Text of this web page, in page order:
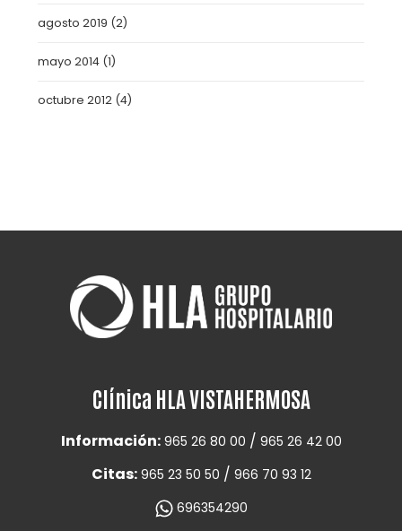
agosto 2019 (2)
mayo 2014 (1)
octubre 2012 (4)
Clínica HLA VISTAHERMOSA
Información: 965 26 80 00 / 965 26 42 00
Citas: 965 23 50 50 / 966 70 93 12
696354290